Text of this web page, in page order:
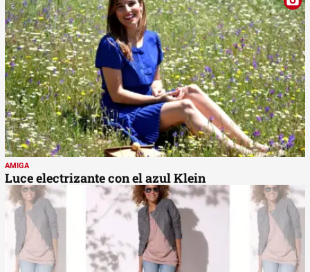
AMIGA
Luce electrizante con el azul Klein